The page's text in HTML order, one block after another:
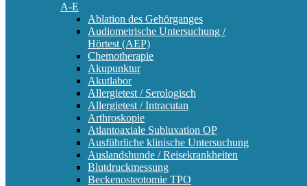
A-E
Ablation des Gehörganges
Audiometrische Untersuchung /
Hörtest (AEP)
Chemotherapie
Akupunktur
Akutlabor
Allergietest / Serologisch
Allergietest / Intracutan
Arthroskopie
Atlantoaxiale Subluxation OP
Ausführliche klinische Untersuchung
Auslandshunde / Reisekrankheiten
Blutdruckmessung
Beckenosteotomie TPO